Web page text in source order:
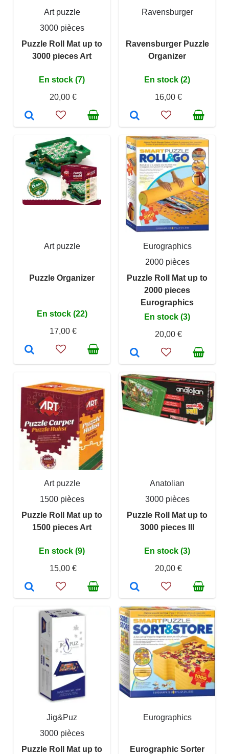
Art puzzle
3000 pièces
Puzzle Roll Mat up to
3000 pieces Art
En stock (7)
20,00 €
Ravensburger
Ravensburger Puzzle
Organizer
En stock (2)
16,00 €
Art puzzle
Puzzle Organizer
En stock (22)
17,00 €
Eurographics
2000 pièces
Puzzle Roll Mat up to
2000 pieces
Eurographics
En stock (3)
20,00 €
Art puzzle
1500 pièces
Puzzle Roll Mat up to
1500 pieces Art
En stock (9)
15,00 €
Anatolian
3000 pièces
Puzzle Roll Mat up to
3000 pieces III
En stock (3)
20,00 €
Jig&Puz
3000 pièces
Puzzle Roll Mat up to
Eurographics
Eurographic Sorter